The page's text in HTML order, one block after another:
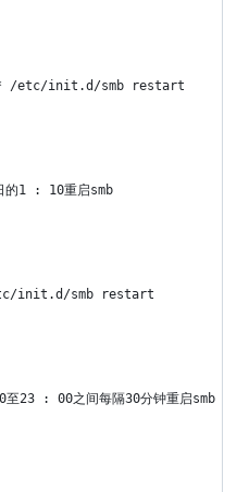
/etc/init.d/smb restart
的1 : 10重启smb
init.d/smb restart
23 : 00之间每隔30分钟重启smb